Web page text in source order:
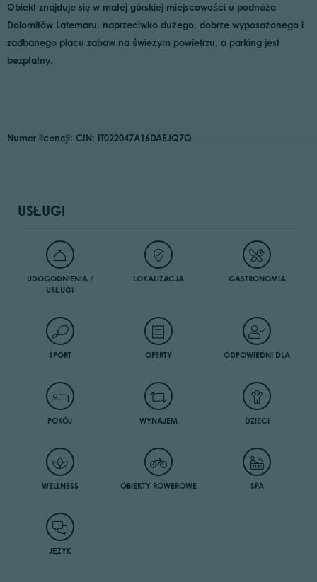
Obiekt znajduje się w małej górskiej miejscowości u podnóża
Dolomitów Latemaru , naprzeciwko dużego, dobrze wyposażonego i
zadbanego placu zabaw na świeżym powietrzu, a parking jest
bezpłatny.
Numer licencji: CIN: IT022047A16DAEJQ7Q
USŁUGI
UDOGODNIENIA /
USŁUGI
LOKALIZACJA GASTRONOMIA
SPORT OFERTY ODPOWIEDNI DLA
POKÓJ WYNAJEM DZIECI
WELLNESS OBIEKTY ROWEROWE SPA
JĘZYK